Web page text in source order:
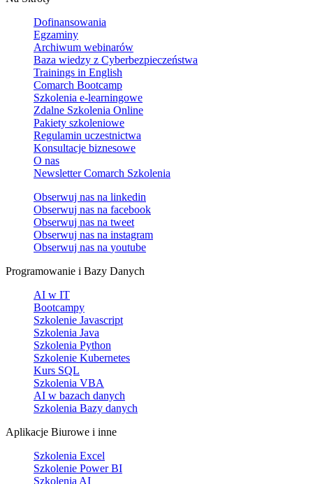
Dofinansowania
Egzaminy
Archiwum webinarów
Baza wiedzy z Cyberbezpieczeństwa
Trainings in English
Comarch Bootcamp
Szkolenia e-learningowe
Zdalne Szkolenia Online
Pakiety szkoleniowe
Regulamin uczestnictwa
Konsultacje biznesowe
O nas
Newsletter Comarch Szkolenia
Obserwuj nas na linkedin
Obserwuj nas na facebook
Obserwuj nas na tweet
Obserwuj nas na instagram
Obserwuj nas na youtube
Programowanie i Bazy Danych
AI w IT
Bootcampy
Szkolenie Javascript
Szkolenia Java
Szkolenia Python
Szkolenie Kubernetes
Kurs SQL
Szkolenia VBA
AI w bazach danych
Szkolenia Bazy danych
Aplikacje Biurowe i inne
Szkolenia Excel
Szkolenie Power BI
Szkolenia AI